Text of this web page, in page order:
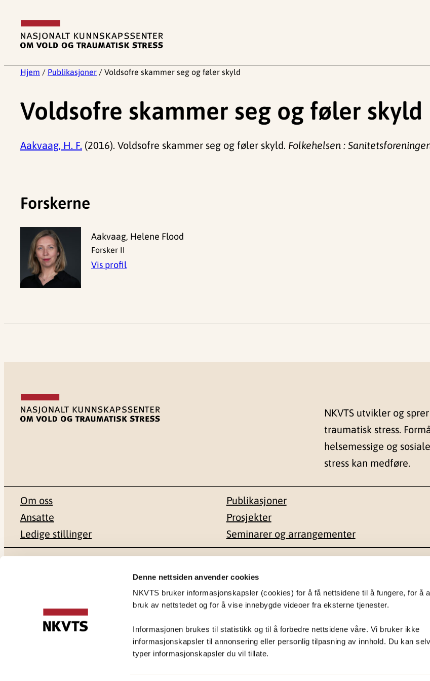
Denne nettsiden anvender cookies
NKVTS bruker informasjonskapsler (cookies) for å få nettsidene til å fungere, for å
bruk av nettstedet og for å vise innebygde videoer fra eksterne tjenester.
Informasjonen brukes til statistikk og til å forbedre nettsidene våre. Vi bruker ikke
informasjonskapsler til annonsering eller personlig tilpasning av innhold. Du kan
typer informasjonskapsler du vil tillate.
innhold
Hjem / Publikasjoner / Voldsofre skammer seg og føler skyld
Voldsofre skammer seg og føler skyld
Aakvaag, H. F. (2016). Voldsofre skammer seg og føler skyld. Folkehelsen :
Forskerne
Aakvaag, Helene Flood
Forsker II
Vis profil
NKVTS utvikler og
traumatisk stress.
helsemessige og
stress kan medføre.
Om oss
Ansatte
Ledige stillinger
Publikasjoner
Prosjekter
Seminarer og arrangementer
0409 Oslo
Besøksadresse
Gullhaugveien 1-3
22 59 55 00
postmottak@nkvts.no